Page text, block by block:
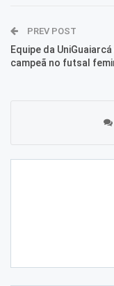
PREV POST
Equipe da UniGuaiarcá
campeã no futsal